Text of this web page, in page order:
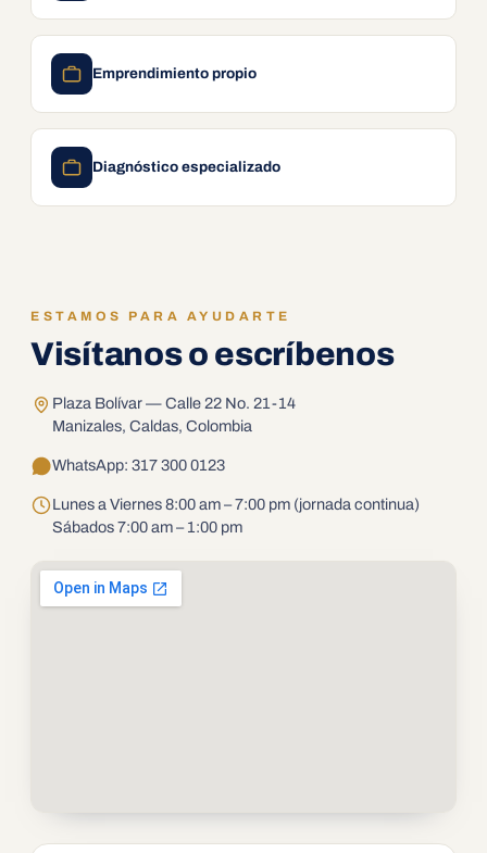
Emprendimiento propio
Diagnóstico especializado
ESTAMOS PARA AYUDARTE
Visítanos o escríbenos
Plaza Bolívar — Calle 22 No. 21-14
Manizales, Caldas, Colombia
WhatsApp: 317 300 0123
Lunes a Viernes 8:00 am – 7:00 pm (jornada continua)
Sábados 7:00 am – 1:00 pm